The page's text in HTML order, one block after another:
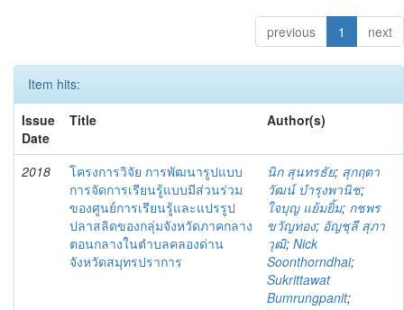
previous 1 next
Item hits:
Issue
Date
Title Author(s)
2018
โครงการวิจัย การพัฒนารูปแบบ
การจัดการเรียนรู้แบบมีส่วนร่วม
ของศูนย์การเรียนรู้และแปรรูป
ปลาสลิดของกลุ่มจังหวัดภาคกลาง
ตอนกลางในตำบลคลองด่าน
จังหวัดสมุทรปราการ
นิก สุนทรธัย; สุกฤตา
วัฒน์ บำรุงพานิช;
ใจบุญ แย้มยิ้ม; กชพร
ขวัญทอง; อัญชุลี สุภา
วุฒิ; Nick
Soonthorndhai;
Sukrittawat
Bumrungpanit;